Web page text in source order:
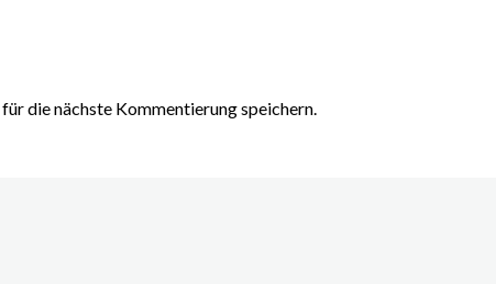
die nächste Kommentierung speichern.